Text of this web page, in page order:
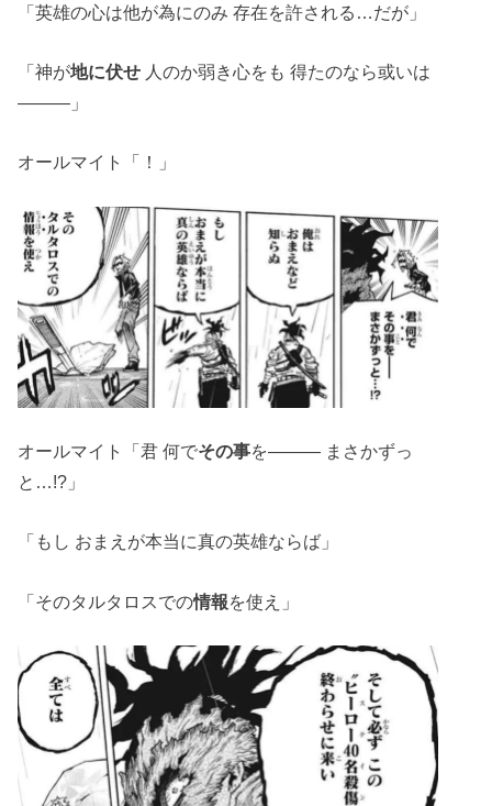
「英雄の心は他が為にのみ 存在を許される…だが」
「神が地に伏せ 人のか弱き心をも 得たのなら或いは
―――」
オールマイト「！」
オールマイト「君 何でその事を――― まさかずっ
と…!?」
「もし おまえが本当に真の英雄ならば」
「そのタルタロスでの情報を使え」